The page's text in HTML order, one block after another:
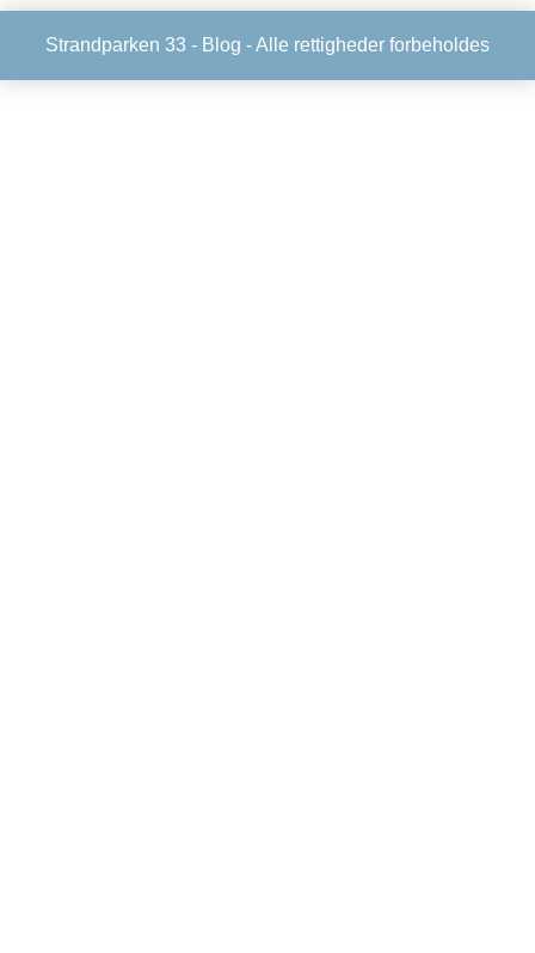
Strandparken 33 - Blog - Alle rettigheder forbeholdes